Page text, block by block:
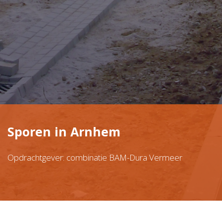
Sporen in Arnhem
Opdrachtgever: combinatie BAM-Dura Vermeer